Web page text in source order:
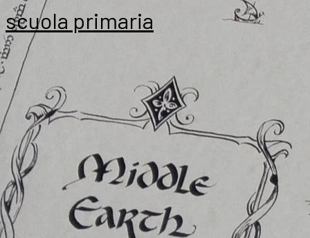
scuola primaria